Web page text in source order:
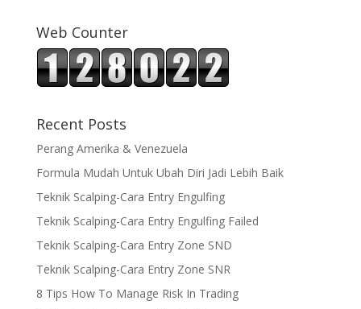
Web Counter
Recent Posts
Perang Amerika & Venezuela
Formula Mudah Untuk Ubah Diri Jadi Lebih Baik
Teknik Scalping-Cara Entry Engulfing
Teknik Scalping-Cara Entry Engulfing Failed
Teknik Scalping-Cara Entry Zone SND
Teknik Scalping-Cara Entry Zone SNR
8 Tips How To Manage Risk In Trading